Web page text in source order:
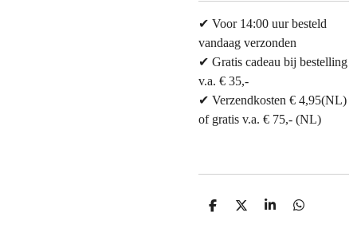
✔ Voor 14:00 uur besteld
vandaag verzonden
✔ Gratis cadeau bij bestelling
v.a. € 35,-
✔ Verzendkosten € 4,95(NL)
of gratis v.a. € 75,- (NL)
D
D
S
D